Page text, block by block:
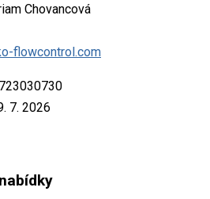
Chovancová
flowcontrol.com
7. 2026